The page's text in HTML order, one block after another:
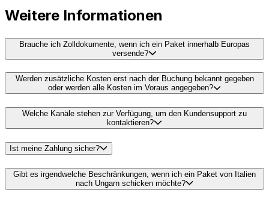
Versand nach EuropaVersand nach
NordamerikaVersand nach SüdamerikaVersand nach
Asien und in den Nahen OstenVersand nach Afrika
Versanddienstleistungen
Günstiger Paketversand in EuropaPaketversand in
verschiedenen StädtenKoffer international
verschickenVersanddokumente in Deutschland
richtig verpacken und versenden
Mehr Logistiklösungen